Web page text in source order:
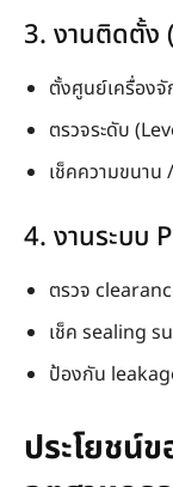
3. งานติดตั้
ตั้งศูนย์เครื่องจั
ตรวจระดับ
เช็คความขนาน
4. งานระบบ
ตรวจ
เช็ค sealing
ป้องกัน
ประโยชน์